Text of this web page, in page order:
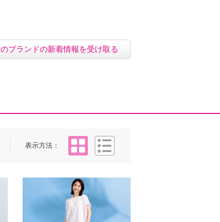
ブランドの新着情報を受け取る
表示方法
タイル